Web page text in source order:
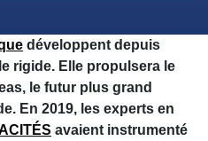
développent depuis
rigide. Elle propulsera le
le futur plus grand
En 2019, les experts en
avaient instrumenté